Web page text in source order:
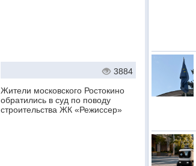
3884
Жители московского Ростокино
обратились в суд по поводу
строительства ЖК «Режиссер»